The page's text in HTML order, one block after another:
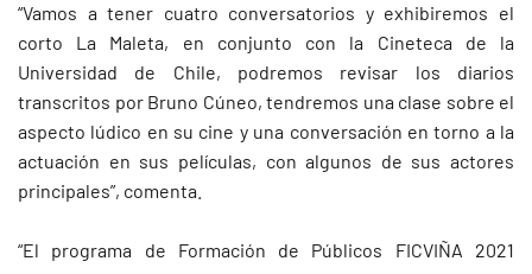
“Vamos a tener cuatro conversatorios y exhibiremos el
corto La Maleta, en conjunto con la Cineteca de la
Universidad de Chile, podremos revisar los diarios
transcritos por Bruno Cúneo, tendremos una clase sobre el
aspecto lúdico en su cine y una conversación en torno a la
actuación en sus películas, con algunos de sus actores
principales”, comenta.
“El programa de Formación de Públicos FICVIÑA 2021